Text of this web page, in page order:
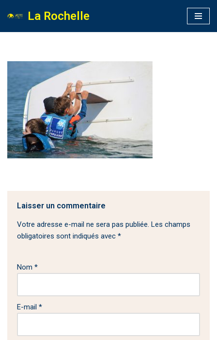
La Rochelle
Laisser un commentaire
Votre adresse e-mail ne sera pas publiée. Les champs
obligatoires sont indiqués avec *
Nom *
E-mail *